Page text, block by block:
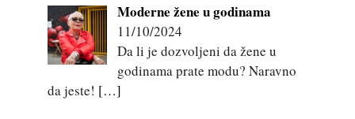
Moderne žene u godinama
11/10/2024
Da li je dozvoljeni da žene u
godinama prate modu? Naravno
da jeste! […]